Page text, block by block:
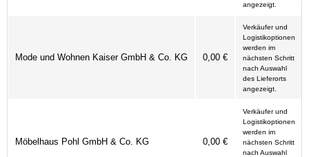
angezeigt.
Mode und Wohnen Kaiser GmbH & Co. KG 0,00 €
Verkäufer und
Logistikoptionen
werden im
nächsten Schritt
nach Auswahl
des Lieferorts
angezeigt.
Möbelhaus Pohl GmbH & Co. KG 0,00 €
Verkäufer und
Logistikoptionen
werden im
nächsten Schritt
nach Auswahl